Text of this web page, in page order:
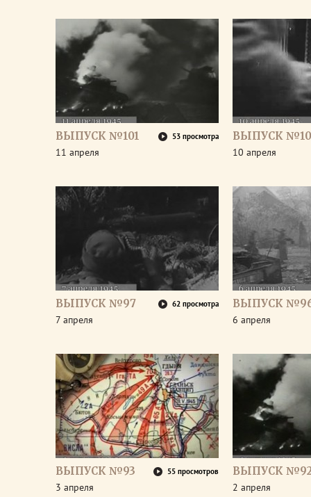
ВЫПУСК №101 53 просмотра
11 апреля
ВЫПУСК
10 апреля
ВЫПУСК №97 62 просмотра
7 апреля
ВЫПУСК
6 апреля
ВЫПУСК №93 55 просмотров
3 апреля
ВЫПУСК
2 апреля